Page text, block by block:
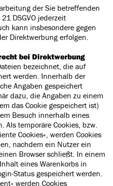
der Sie betreffenden
DSGVO jederzeit
kann insbesondere gegen
Direktwerbung erfolgen.
bei Direktwerbung
bezeichnet, die auf
werden. Innerhalb der
Angaben gespeichert
dazu, die Angaben zu einem
das Cookie gespeichert ist)
Besuch innerhalb eines
Als temporäre Cookies, bzw.
Cookies«, werden Cookies
nachdem ein Nutzer ein
Browser schließt. In einem
eines Warenkorbs in
Status gespeichert werden.
werden Cookies